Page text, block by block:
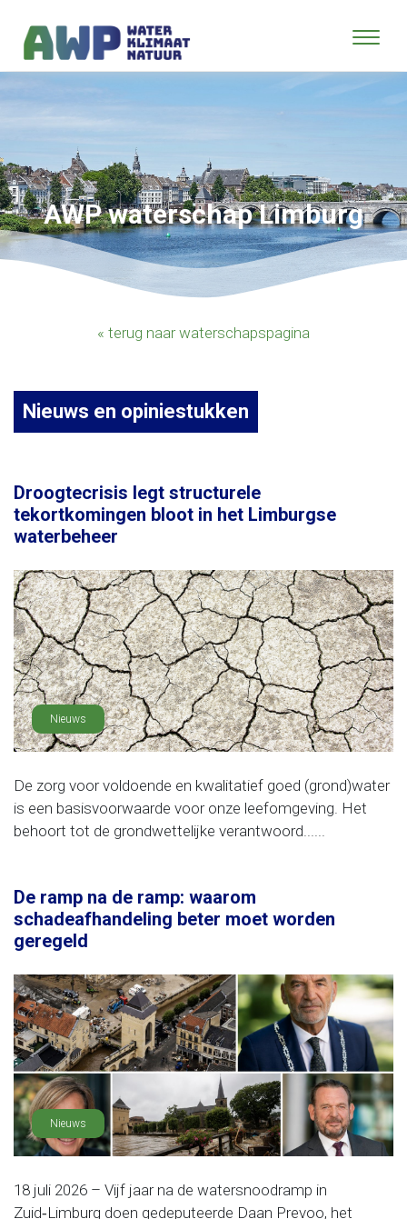
AWP waterschap Limburg
« terug naar waterschapspagina
Nieuws en opiniestukken
Droogtecrisis legt structurele
tekortkomingen bloot in het Limburgse
waterbeheer
Nieuws
De zorg voor voldoende en kwalitatief goed (grond)water
is een basisvoorwaarde voor onze leefomgeving. Het
behoort tot de grondwettelijke verantwoord......
De ramp na de ramp: waarom
schadeafhandeling beter moet worden
geregeld
Nieuws
18 juli 2026 – Vijf jaar na de watersnoodramp in
Zuid‑Limburg doen gedeputeerde Daan Prevoo, het